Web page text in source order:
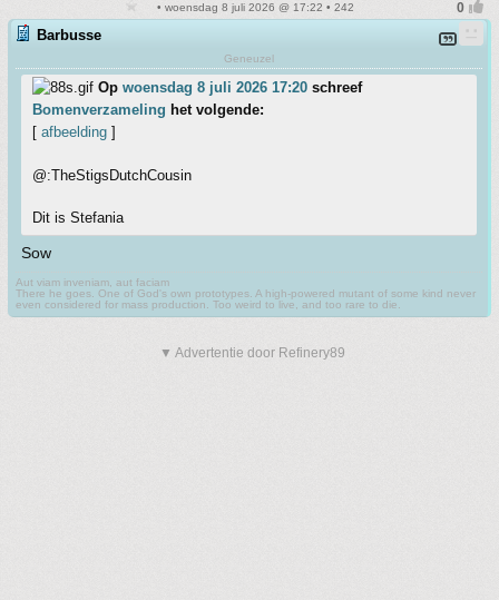
• woensdag 8 juli 2026 @ 17:22 • 242
Barbusse
Geneuzel
Op woensdag 8 juli 2026 17:20 schreef
Bomenverzameling het volgende:
[ afbeelding ]
@:TheStigsDutchCousin
Dit is Stefania
Sow
Aut viam inveniam, aut faciam
There he goes. One of God's own prototypes. A high-powered mutant of some kind never
even considered for mass production. Too weird to live, and too rare to die.
▼ Advertentie door Refinery89